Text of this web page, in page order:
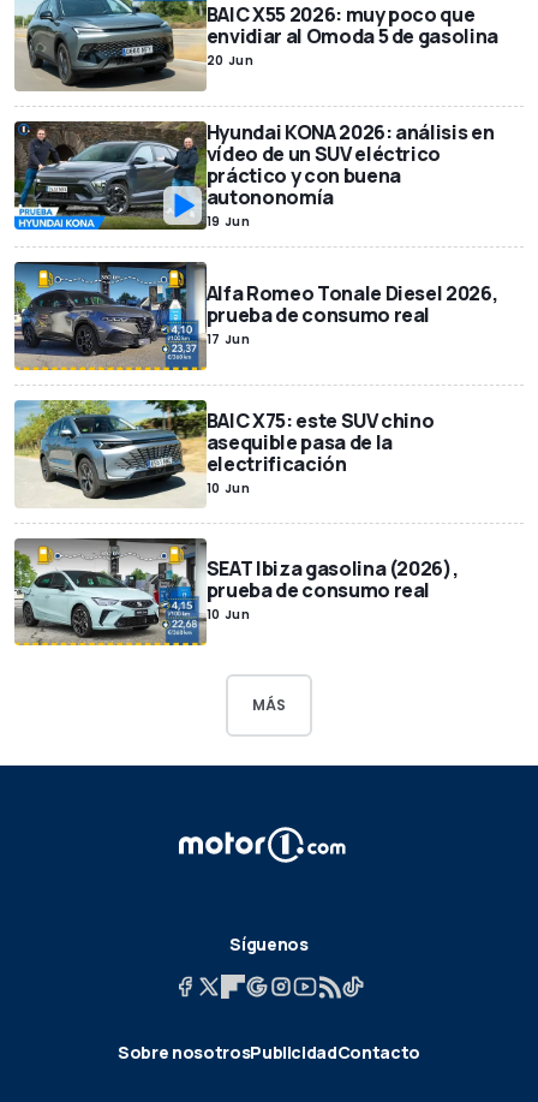
BAIC X55 2026: muy poco que
envidiar al Omoda 5 de gasolina
20 Jun
Hyundai KONA 2026: análisis en
vídeo de un SUV eléctrico
práctico y con buena
autononomía
19 Jun
Alfa Romeo Tonale Diesel 2026,
prueba de consumo real
17 Jun
BAIC X75: este SUV chino
asequible pasa de la
electrificación
10 Jun
SEAT Ibiza gasolina (2026),
prueba de consumo real
10 Jun
MÁS
Síguenos
Sobre nosotrosPublicidadContacto